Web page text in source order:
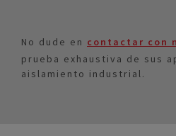
No dude en contactar con
prueba exhaustiva de sus
aislamiento industrial.